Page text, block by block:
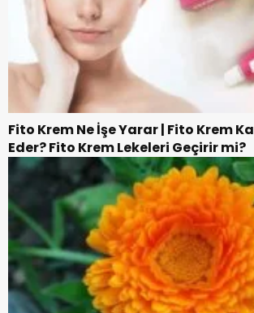
Fito Krem Ne İşe Yarar | Fito Krem
Eder? Fito Krem Lekeleri Geçirir mi?